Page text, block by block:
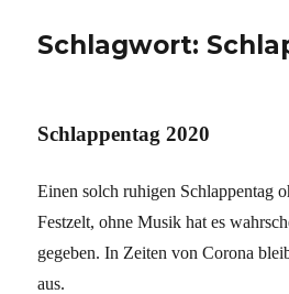
Schlagwort:
Schlappentag 2020
Einen solch ruhigen Schlappentag
Festzelt, ohne Musik hat es
gegeben. In Zeiten von Corona
aus.